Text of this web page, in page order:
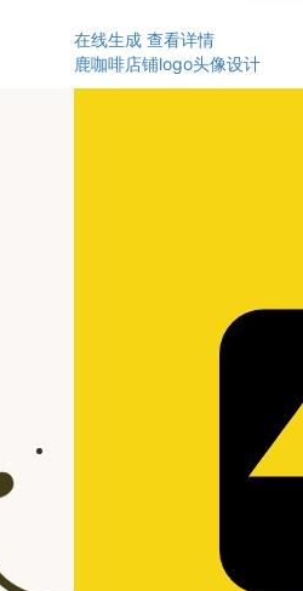
在线生成 查看详情
鹿咖啡店铺logo头像设计